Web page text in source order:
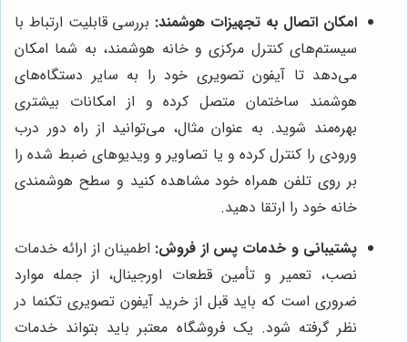
امکان اتصال به تجهیزات هوشمند: بررسی قابلیت ارتباط با
سیستم‌های کنترل مرکزی و خانه هوشمند، به شما امکان
می‌دهد تا آیفون تصویری خود را به سایر دستگاه‌های
هوشمند ساختمان متصل کرده و از امکانات بیشتری
بهره‌مند شوید. به عنوان مثال، می‌توانید از راه دور درب
ورودی را کنترل کرده و یا تصاویر و ویدیوهای ضبط شده را
بر روی تلفن همراه خود مشاهده کنید و سطح هوشمندی
خانه خود را ارتقا دهید.
پشتیبانی و خدمات پس از فروش: اطمینان از ارائه خدمات
نصب، تعمیر و تأمین قطعات اورجینال، از جمله موارد
ضروری است که باید قبل از خرید آیفون تصویری تکنما در
نظر گرفته شود. یک فروشگاه معتبر باید بتواند خدمات